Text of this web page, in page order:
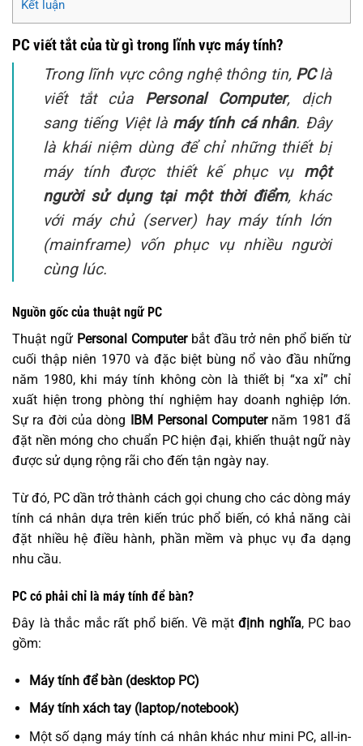
Kết luận
PC viết tắt của từ gì trong lĩnh vực máy tính?
Trong lĩnh vực công nghệ thông tin, PClà
viết tắt của Personal Computer, dịch
sang tiếng Việt là máy tính cá nhân. Đây
là khái niệm dùng để chỉ những thiết bị
máy tính được thiết kế phục vụ một
người sử dụng tại một thời điểm, khác
với máy chủ (server) hay máy tính lớn
(mainframe) vốn phục vụ nhiều người
cùng lúc.
Nguồn gốc của thuật ngữ PC
Thuật ngữ Personal Computerbắt đầu trở nên phổ biến từ
cuối thập niên 1970 và đặc biệt bùng nổ vào đầu những
năm 1980, khi máy tính không còn là thiết bị “xa xỉ” chỉ
xuất hiện trong phòng thí nghiệm hay doanh nghiệp lớn.
Sự ra đời của dòng
IBM Personal Computernăm 1981 đã
đặt nền móng cho chuẩn PC hiện đại, khiến thuật ngữ này
được sử dụng rộng rãi cho đến tận ngày nay.
Từ đó, PC dần trở thành cách gọi chung cho các dòng máy
tính cá nhân dựa trên kiến trúc phổ biến, có khả năng cài
đặt nhiều hệ điều hành, phần mềm và phục vụ đa dạng
nhu cầu.
PC có phải chỉ là máy tính để bàn?
Đây là thắc mắc rất phổ biến. Về mặtđịnh nghĩa, PC bao
gồm:
Máy tính để bàn (desktop PC)
Máy tính xách tay (laptop/notebook)
Một số dạng máy tính cá nhân khác như mini PC, all-in-